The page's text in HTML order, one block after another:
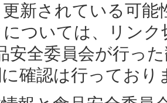
新されている可
ついては、リン
全委員会が行っ
確認は行っており